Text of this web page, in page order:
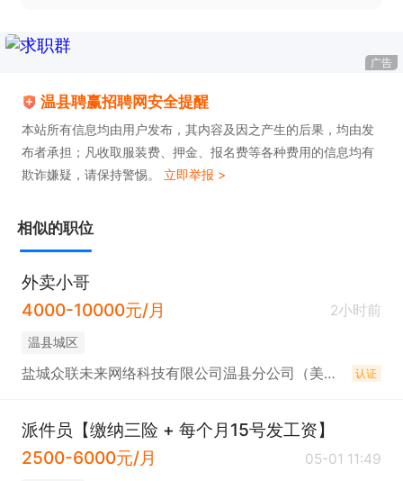
广告
温县聘赢招聘网安全提醒
本站所有信息均由用户发布，其内容及因之产生的后果，均由发
布者承担；凡收取服装费、押金、报名费等各种费用的信息均有
欺诈嫌疑，请保持警惕。 立即举报 >
相似的职位
外卖小哥
4000-10000元/月
2小时前
温县城区
盐城众联未来网络科技有限公司温县分公司（美团外卖） 认证
派件员【缴纳三险 + 每个月15号发工资】
2500-6000元/月
05-01 11:49